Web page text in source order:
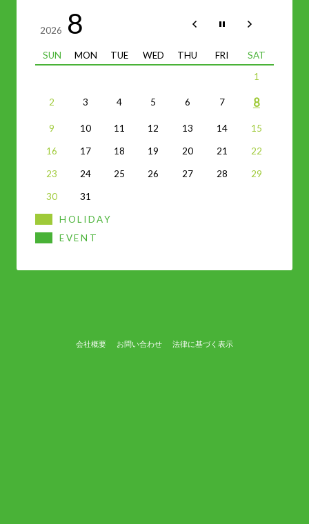
2026 8
SUN MON TUE WED THU FRI
SAT
1
2 3 4 5 6 7 8
9 10 11 12 13 14 15
16 17 18 19 20 21 22
23 24 25 26 27 28 29
30 31
HOLIDAY
EVENT
会社概要 お問い合わせ 法律に基づく表示